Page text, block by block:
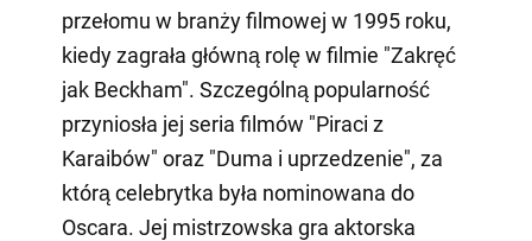
przełomu w branży filmowej w 1995 roku,
kiedy zagrała główną rolę w filmie "Zakręć
jak Beckham". Szczególną popularność
przyniosła jej seria filmów "Piraci z
Karaibów" oraz "Duma i uprzedzenie", za
którą celebrytka była nominowana do
Oscara. Jej mistrzowska gra aktorska